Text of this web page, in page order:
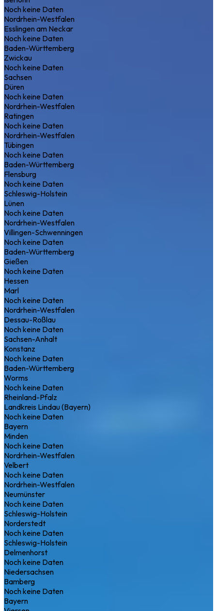
Noch keine Daten
Nordrhein-Westfalen
Esslingen am Neckar
Noch keine Daten
Baden-Württemberg
Zwickau
Noch keine Daten
Sachsen
Düren
Noch keine Daten
Nordrhein-Westfalen
Ratingen
Noch keine Daten
Nordrhein-Westfalen
Tübingen
Noch keine Daten
Baden-Württemberg
Flensburg
Noch keine Daten
Schleswig-Holstein
Lünen
Noch keine Daten
Nordrhein-Westfalen
Villingen-Schwenningen
Noch keine Daten
Baden-Württemberg
Gießen
Noch keine Daten
Hessen
Marl
Noch keine Daten
Nordrhein-Westfalen
Dessau-Roßlau
Noch keine Daten
Sachsen-Anhalt
Konstanz
Noch keine Daten
Baden-Württemberg
Worms
Noch keine Daten
Rheinland-Pfalz
Landkreis Lindau (Bayern)
Noch keine Daten
Bayern
Minden
Noch keine Daten
Nordrhein-Westfalen
Velbert
Noch keine Daten
Nordrhein-Westfalen
Neumünster
Noch keine Daten
Schleswig-Holstein
Norderstedt
Noch keine Daten
Schleswig-Holstein
Delmenhorst
Noch keine Daten
Niedersachsen
Bamberg
Noch keine Daten
Bayern